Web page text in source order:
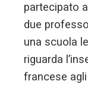
partecipato
due
una scuola
riguarda
francese